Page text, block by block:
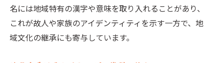
名には地域特有の漢字や意味を取り入れることがあり、
これが故人や家族のアイデンティティを示す一方で、地
域文化の継承にも寄与しています。